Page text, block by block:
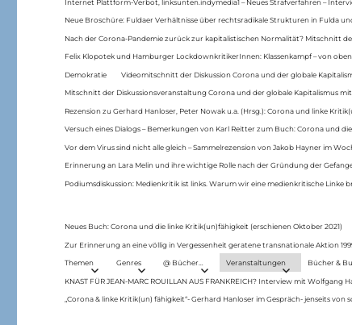
Neue Broschüre: Fuldaer Verhältnisse über rechtsradikale Strukturen in Fulda
Nach der Corona-Pandemie zurück zur kapitalistischen Normalität? Mitschnitt
Felix Klopotek und Hamburger LockdownkritikerInnen: Klassenkampf – von
Demokratie Videomitschnitt der Diskussion Corona und der globale
Mitschnitt der Diskussionsveranstaltung Corona und der globale Kapitalismus mit
Rezension zu Gerhard Hanloser, Peter Nowak u.a. (Hrsg.): Corona und linke
Versuch eines Dialogs – Bemerkungen von Karl Reitter zum Buch: Corona und
Vor dem Virus sind nicht alle gleich – Sammelrezension von Jakob Hayner im
Erinnerung an Lara Melin und ihre wichtige Rolle nach der Gründung der
Podiumsdiskussion: Medienkritik ist links. Warum wir eine medienkritische Linke
Neues Buch: Corona und die linke Kritik(un)fähigkeit (erschienen Oktober 2021)
Zur Erinnerung an eine völlig in Vergessenheit geratene transnationale Aktion
Themen Genres @ Bücher… Veranstaltungen Bücher &
KNAST FÜR JEAN-MARC ROUILLAN AUS FRANKREICH? Interview mit Wolfgang
„Corona & linke Kritik(un) fähigkeit“- Gerhard Hanloser im Gespräch- jenseits von